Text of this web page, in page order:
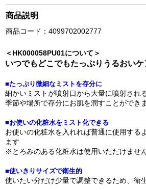
商品説明
商品コード：4099702002777
＜HK000058PU01について＞
いつでもどこでもたっぷりうるおいケ
■たっぷり微細なミストを存分に
細かいミストが噴射口から大量に噴射され
季節や場所で存分にお肌を潤すことができ
■お使いの化粧水をミスト化できる
お使いの化粧水を入れれば普通に使用する
ます
※とろみのある化粧水は使用いただけませ
■使いきりサイズで衛生的
使いたい分だけ少量で調整できるため、衛